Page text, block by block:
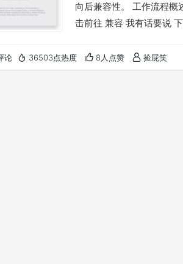
向后兼容性。 工作流程概
击前往 兼容 我有话要说
论 36503点热度 8人点赞 捡屁笑